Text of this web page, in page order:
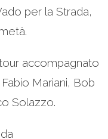
per la Strada,
accompagnato
Mariani, Bob
Solazzo.